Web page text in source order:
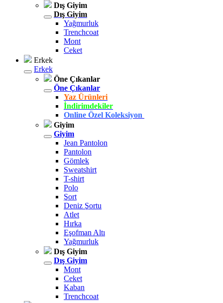
Dış Giyim
Dış Giyim
Yağmurluk
Trenchcoat
Mont
Ceket
Erkek
Erkek
Öne Çıkanlar
Öne Çıkanlar
Yaz Ürünleri
İndirimdekiler
Online Özel Koleksiyon
Giyim
Giyim
Jean Pantolon
Pantolon
Gömlek
Sweatshirt
T-shirt
Polo
Şort
Deniz Şortu
Atlet
Hırka
Eşofman Altı
Yağmurluk
Dış Giyim
Dış Giyim
Mont
Ceket
Kaban
Trenchcoat